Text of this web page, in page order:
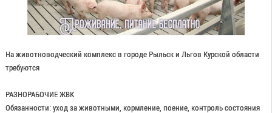
На животноводческий комплекс в городе Рыльск и Льгов Курской области
требуются
РАЗНОРАБОЧИЕ ЖВК
Обязанности: уход за животными, кормление, поение, контроль состояния